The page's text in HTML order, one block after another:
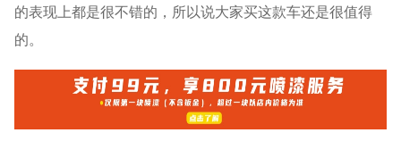
的表现上都是很不错的，所以说大家买这款车还是很值得
的。